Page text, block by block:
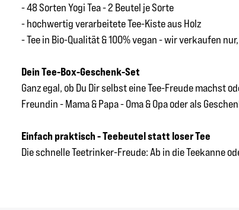
- 48 Sorten Yogi Tea - 2 Beutel je Sorte
- hochwertig verarbeitete Tee-Kiste aus Holz
- Tee in Bio-Qualität & 100% vegan - wir verkaufen
Dein Tee-Box-Geschenk-Set
Ganz egal, ob Du Dir selbst eine Tee-Freude machst
Freundin - Mama & Papa - Oma & Opa oder als
Einfach praktisch - Teebeutel statt loser Tee
Die schnelle Teetrinker-Freude: Ab in die Teekanne